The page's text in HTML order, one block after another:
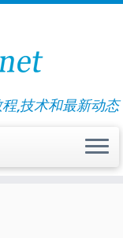
程,技术和最新动态